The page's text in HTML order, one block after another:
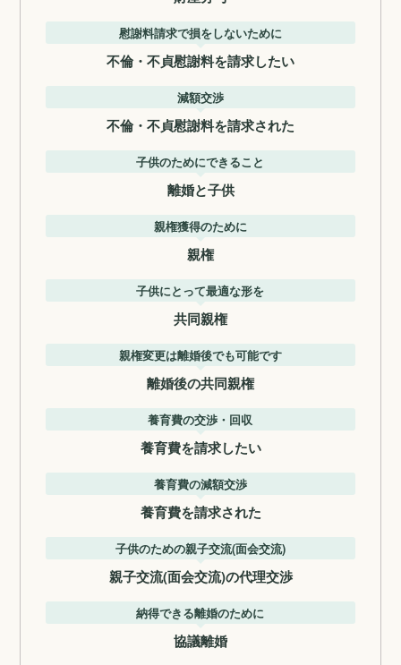
慰謝料請求で損をしないために
不倫・不貞慰謝料を請求したい
減額交渉
不倫・不貞慰謝料を請求された
子供のためにできること
離婚と子供
親権獲得のために
親権
子供にとって最適な形を
共同親権
親権変更は離婚後でも可能です
離婚後の共同親権
養育費の交渉・回収
養育費を請求したい
養育費の減額交渉
養育費を請求された
子供のための親子交流(面会交流)
親子交流(面会交流)の代理交渉
納得できる離婚のために
協議離婚